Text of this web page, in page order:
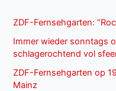
ZDF-Fernsehgarten:
Immer wieder sonntags
schlagerochtend vol
ZDF-Fernsehgarten op
Mainz